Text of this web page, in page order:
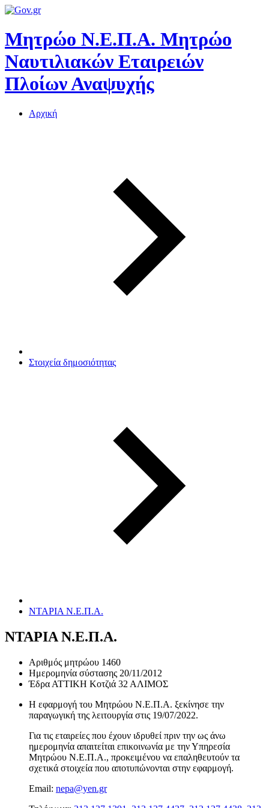
Μητρώο Ν.Ε.Π.Α. Μητρώο
Ναυτιλιακών Εταιρειών
Πλοίων Αναψυχής
Αρχική
Στοιχεία δημοσιότητας
ΝΤΑΡΙΑ Ν.Ε.Π.Α.
ΝΤΑΡΙΑ Ν.Ε.Π.Α.
Αριθμός μητρώου 1460
Ημερομηνία σύστασης 20/11/2012
Έδρα ΑΤΤΙΚΗ Κοτζιά 32 ΑΛΙΜΟΣ
Η εφαρμογή του Μητρώου Ν.Ε.Π.Α. ξεκίνησε την
παραγωγική της λειτουργία στις 19/07/2022.
Για τις εταιρείες που έχουν ιδρυθεί πριν την ως άνω
ημερομηνία απαιτείται επικοινωνία με την Υπηρεσία
Μητρώου Ν.Ε.Π.Α., προκειμένου να επαληθευτούν τα
σχετικά στοιχεία που αποτυπώνονται στην εφαρμογή.
Email: nepa@yen.gr